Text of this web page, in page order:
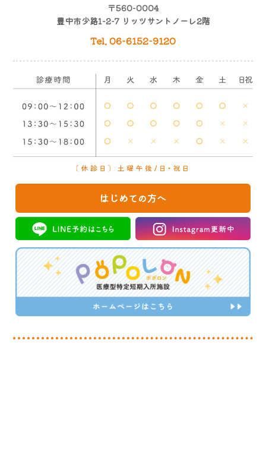
〒560-0004
豊中市少路1-2-7 リッツサントノーレ2階
Tel. 06-6152-9120
はじめての方へ